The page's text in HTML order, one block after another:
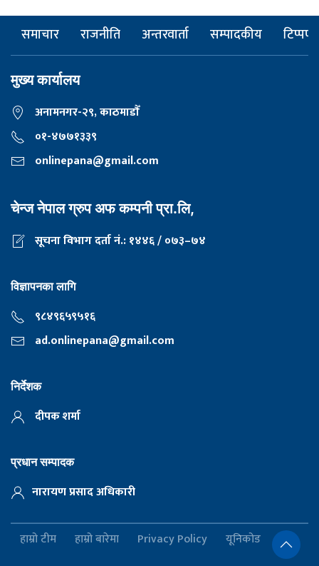
समाचार राजनीति अन्तरवार्ता सम्पादकीय टिप्पणी
मुख्य कार्यालय
अनामनगर-२९, काठमाडाैँ
०१-४७७१३३९
onlinepana@gmail.com
चेन्ज नेपाल ग्रुप अफ कम्पनी प्रा.लि,
सूचना विभाग दर्ता नं.: १४४६ / ०७३–७४
विज्ञापनका लागि
९८४९६५९५१६
ad.onlinepana@gmail.com
निर्देशक
दीपक शर्मा
प्रधान सम्पादक
नारायण प्रसाद अधिकारी
हाम्रो टीम हाम्रो बारेमा Privacy Policy यूनिकोड